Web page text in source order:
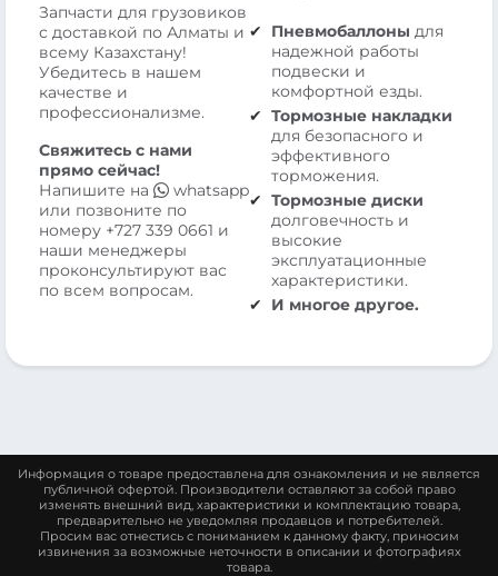
Запчасти для грузовиков
с доставкой по Алматы и
всему Казахстану!
Убедитесь в нашем
качестве и
профессионализме.
Свяжитесь с нами
прямо сейчас!
Напишите на
whatsapp
или позвоните по
номеру +727 339 0661 и
наши менеджеры
проконсультируют вас
по всем вопросам.
Пневмобаллоны для
надежной работы
подвески и
комфортной езды.
Тормозные накладки
для безопасного и
эффективного
торможения.
Тормозные диски
долговечность и
высокие
эксплуатационные
характеристики.
И многое другое.
Информация о товаре предоставлена для ознакомления и не является
публичной офертой. Производители оставляют за собой право
изменять внешний вид, характеристики и комплектацию товара,
предварительно не уведомляя продавцов и потребителей.
Просим вас отнестись с пониманием к данному факту, приносим
извинения за возможные неточности в описании и фотографиях
товара.